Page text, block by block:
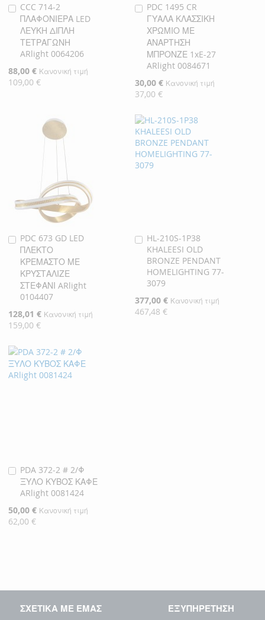
CCC 714-2
ΠΛΑΦΟΝΙΕΡΑ LED
ΛΕΥΚΗ ΔΙΠΛΗ
ΤΕΤΡΑΓΩΝΗ
ARlight 0064206
Ειδική
Τιμή
88,00 € Κανονική τιμή
109,00 €
Προσθήκη
στο
Καλάθι
PDC 1495 CR
ΓΥΑΛΑ ΚΛΑΣΣΙΚΗ
ΧΡΩΜΙΟ ΜΕ
ΑΝΑΡΤΗΣΗ
ΜΠΡΟΝΖΕ 1xE-27
ARlight 0084671
Ειδική
Τιμή
30,00 € Κανονική τιμή
37,00 €
Προσθήκη
στο
Καλάθι
PDC 673 GD LED
ΠΛΕΚΤΟ
ΚΡΕΜΑΣΤΟ ΜΕ
ΚΡΥΣΤΑΛΙΖΕ
ΣΤΕΦΑΝΙ ARlight
0104407
Ειδική
Τιμή
128,01 € Κανονική τιμή
159,00 €
Προσθήκη
στο
Καλάθι
HL-210S-1P38
KHALEESI OLD
BRONZE PENDANT
HOMELIGHTING 77-
3079
Ειδική
Τιμή
377,00 € Κανονική τιμή
467,48 €
Προσθήκη
στο
Καλάθι
PDA 372-2 # 2/Φ
ΞΥΛΟ ΚΥΒΟΣ ΚΑΦΕ
ARlight 0081424
Ειδική
Τιμή
50,00 € Κανονική τιμή
62,00 €
Προσθήκη
στο
Καλάθι
ΣΧΕΤΙΚΑ ΜΕ ΕΜΑΣ ΕΞΥΠΗΡΕΤΗΣΗ